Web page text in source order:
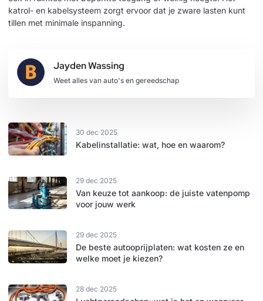
katrol- en kabelsysteem zorgt ervoor dat je zware lasten kunt
tillen met minimale inspanning.
Jayden Wassing
Weet alles van auto's en gereedschap
30 dec 2025
Kabelinstallatie: wat, hoe en waarom?
29 dec 2025
Van keuze tot aankoop: de juiste vatenpomp
voor jouw werk
29 dec 2025
De beste autooprijplaten: wat kosten ze en
welke moet je kiezen?
28 dec 2025